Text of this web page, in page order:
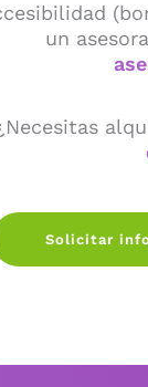
un
Solicitar